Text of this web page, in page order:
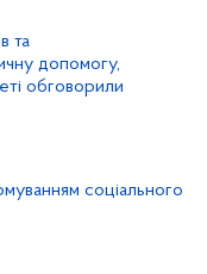
та
допомогу,
обговорили
соціального